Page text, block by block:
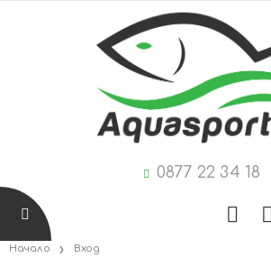
0877 22 34 18
Начало Вход